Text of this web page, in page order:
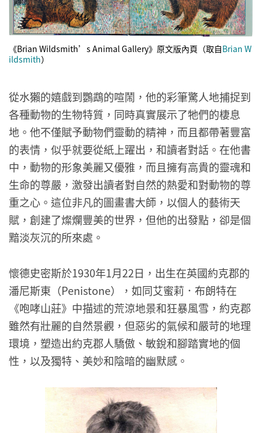
《Brian Wildsmith’s Animal Gallery》原文版內頁（取自Brian W
ildsmith）
從水獺的嬉戲到鸚鵡的喧鬧，他的彩筆驚人地捕捉到
各種動物的生物特質，同時真實展示了牠們的棲息
地。他不僅賦予動物們靈動的精神，而且都帶著豐富
的表情，似乎就要從紙上躍出，和讀者對話。在他書
中，動物的形象美麗又優雅，而且擁有高貴的靈魂和
生命的尊嚴，激發出讀者對自然的熱愛和對動物的尊
重之心。這位非凡的圖畫書大師，以個人的藝術天
賦，創建了燦爛豐美的世界，但他的出發點，卻是個
黯淡灰沉的所來處。
懷德史密斯於1930年1月22日，出生在英國約克郡的
潘尼斯東（Penistone），如同艾蜜莉．布朗特在
《咆哮山莊》中描述的荒涼地景和狂暴風雪，約克郡
雖然有壯麗的自然景觀，但惡劣的氣候和嚴苛的地理
環境，塑造出約克郡人驕傲、敏銳和腳踏實地的個
性，以及獨特、美妙和陰暗的幽默感。